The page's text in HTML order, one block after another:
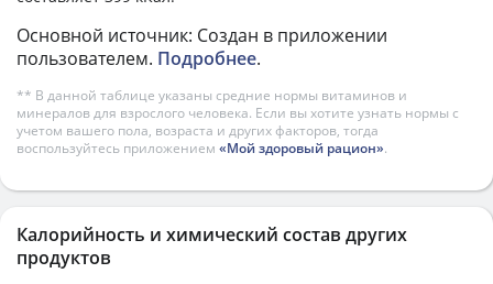
Основной источник: Создан в приложении
пользователем. Подробнее.
** В данной таблице указаны средние нормы витаминов и
минералов для взрослого человека. Если вы хотите узнать нормы с
учетом вашего пола, возраста и других факторов, тогда
воспользуйтесь приложением «Мой здоровый рацион».
Калорийность и химический состав других
продуктов